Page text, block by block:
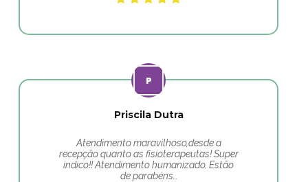
Priscila Dutra
Atendimento maravilhoso,desde a
recepção quanto as fisioterapeutas! Super
indico!! Atendimento humanizado. Estão
de parabéns…